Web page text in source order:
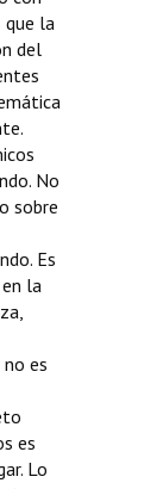
que la
del
No
sobre
Es
la
es
es
Lo